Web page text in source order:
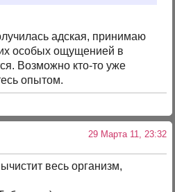
адская, принимаю
особых ощущенией в
Возможно кто-то уже
опытом.
29 Марта 11, 23:32
весь организм,